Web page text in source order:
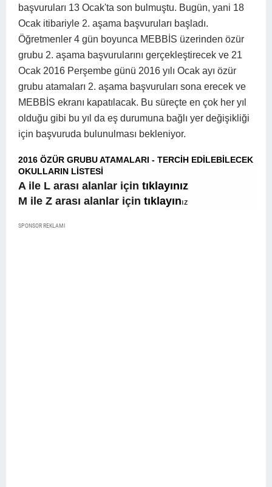
başvuruları 13 Ocak'ta son bulmuştu. Bugün, yani 18
Ocak itibariyle 2. aşama başvuruları başladı.
Öğretmenler 4 gün boyunca MEBBİS üzerinden özür
grubu 2. aşama başvurularını gerçekleştirecek ve 21
Ocak 2016 Perşembe günü 2016 yılı Ocak ayı özür
grubu atamaları 2. aşama başvuruları sona erecek ve
MEBBİS ekranı kapatılacak. Bu süreçte en çok her yıl
olduğu gibi bu yıl da eş durumuna bağlı yer değişikliği
için başvuruda bulunulması bekleniyor.
2016 ÖZÜR GRUBU ATAMALARI - TERCİH EDİLEBİLECEK
OKULLARIN LİSTESİ
A ile L arası alanlar için tıklayınız
M ile Z arası alanlar için tıklayınız
SPONSOR REKLAMI